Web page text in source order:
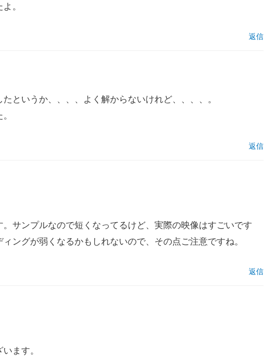
。
返信
というか、、、、よく解からないけれど、、、、。
返信
サンプルなので短くなってるけど、実際の映像はすごいです
ングが弱くなるかもしれないので、その点ご注意ですね。
返信
ます。